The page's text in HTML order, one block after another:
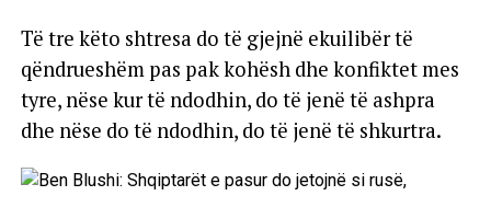
Të tre këto shtresa do të gjejnë ekuilibër të
qëndrueshëm pas pak kohësh dhe konfiktet mes
tyre, nëse kur të ndodhin, do të jenë të ashpra
dhe nëse do të ndodhin, do të jenë të shkurtra.